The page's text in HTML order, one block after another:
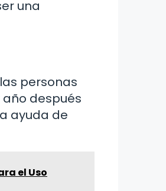
una
personas
después
ayuda de
el Uso